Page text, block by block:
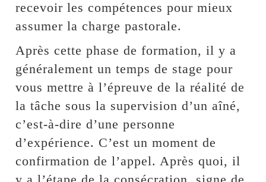
recevoir les compétences pour mieux
assumer la charge pastorale.
Après cette phase de formation, il y a
généralement un temps de stage pour
vous mettre à l’épreuve de la réalité de
la tâche sous la supervision d’un aîné,
c’est-à-dire d’une personne
d’expérience. C’est un moment de
confirmation de l’appel. Après quoi, il